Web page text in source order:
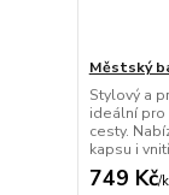
Městský
Stylový a
ideální pro
cesty.
kapsu i
749 Kč/